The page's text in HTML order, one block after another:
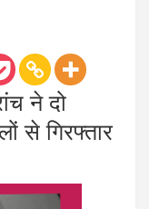
ने दो
से गिरफ्तार